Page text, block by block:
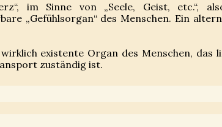
im Sinne von „Seele, Geist, etc.“,
„Gefühlsorgan“ des Menschen. Ein
existente Organ des Menschen, das
zuständig ist.